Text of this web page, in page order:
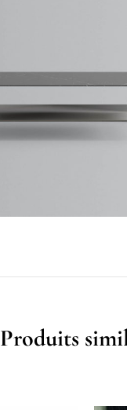
Produits